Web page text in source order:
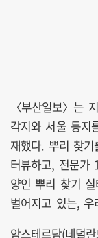
〈부산일보〉는
각지와 서울 등지
재했다. 뿌리 찾
터뷰하고, 전문가
양인 뿌리 찾기
벌어지고 있는,
암스테르담(네덜